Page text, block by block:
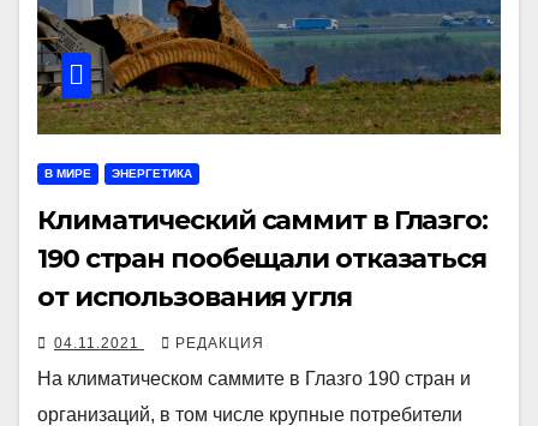
В МИРЕ ЭНЕРГЕТИКА
Климатический саммит в Глазго:
190 стран пообещали отказаться
от использования угля
04.11.2021 РЕДАКЦИЯ
На климатическом саммите в Глазго 190 стран и
организаций, в том числе крупные потребители